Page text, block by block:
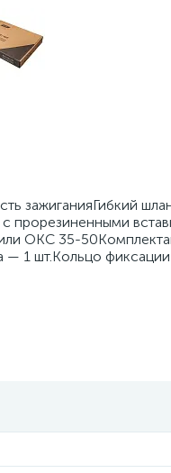
зажиганияГибкий
с прорезиненными
ОКС 35-
— 1 шт.Кольцо